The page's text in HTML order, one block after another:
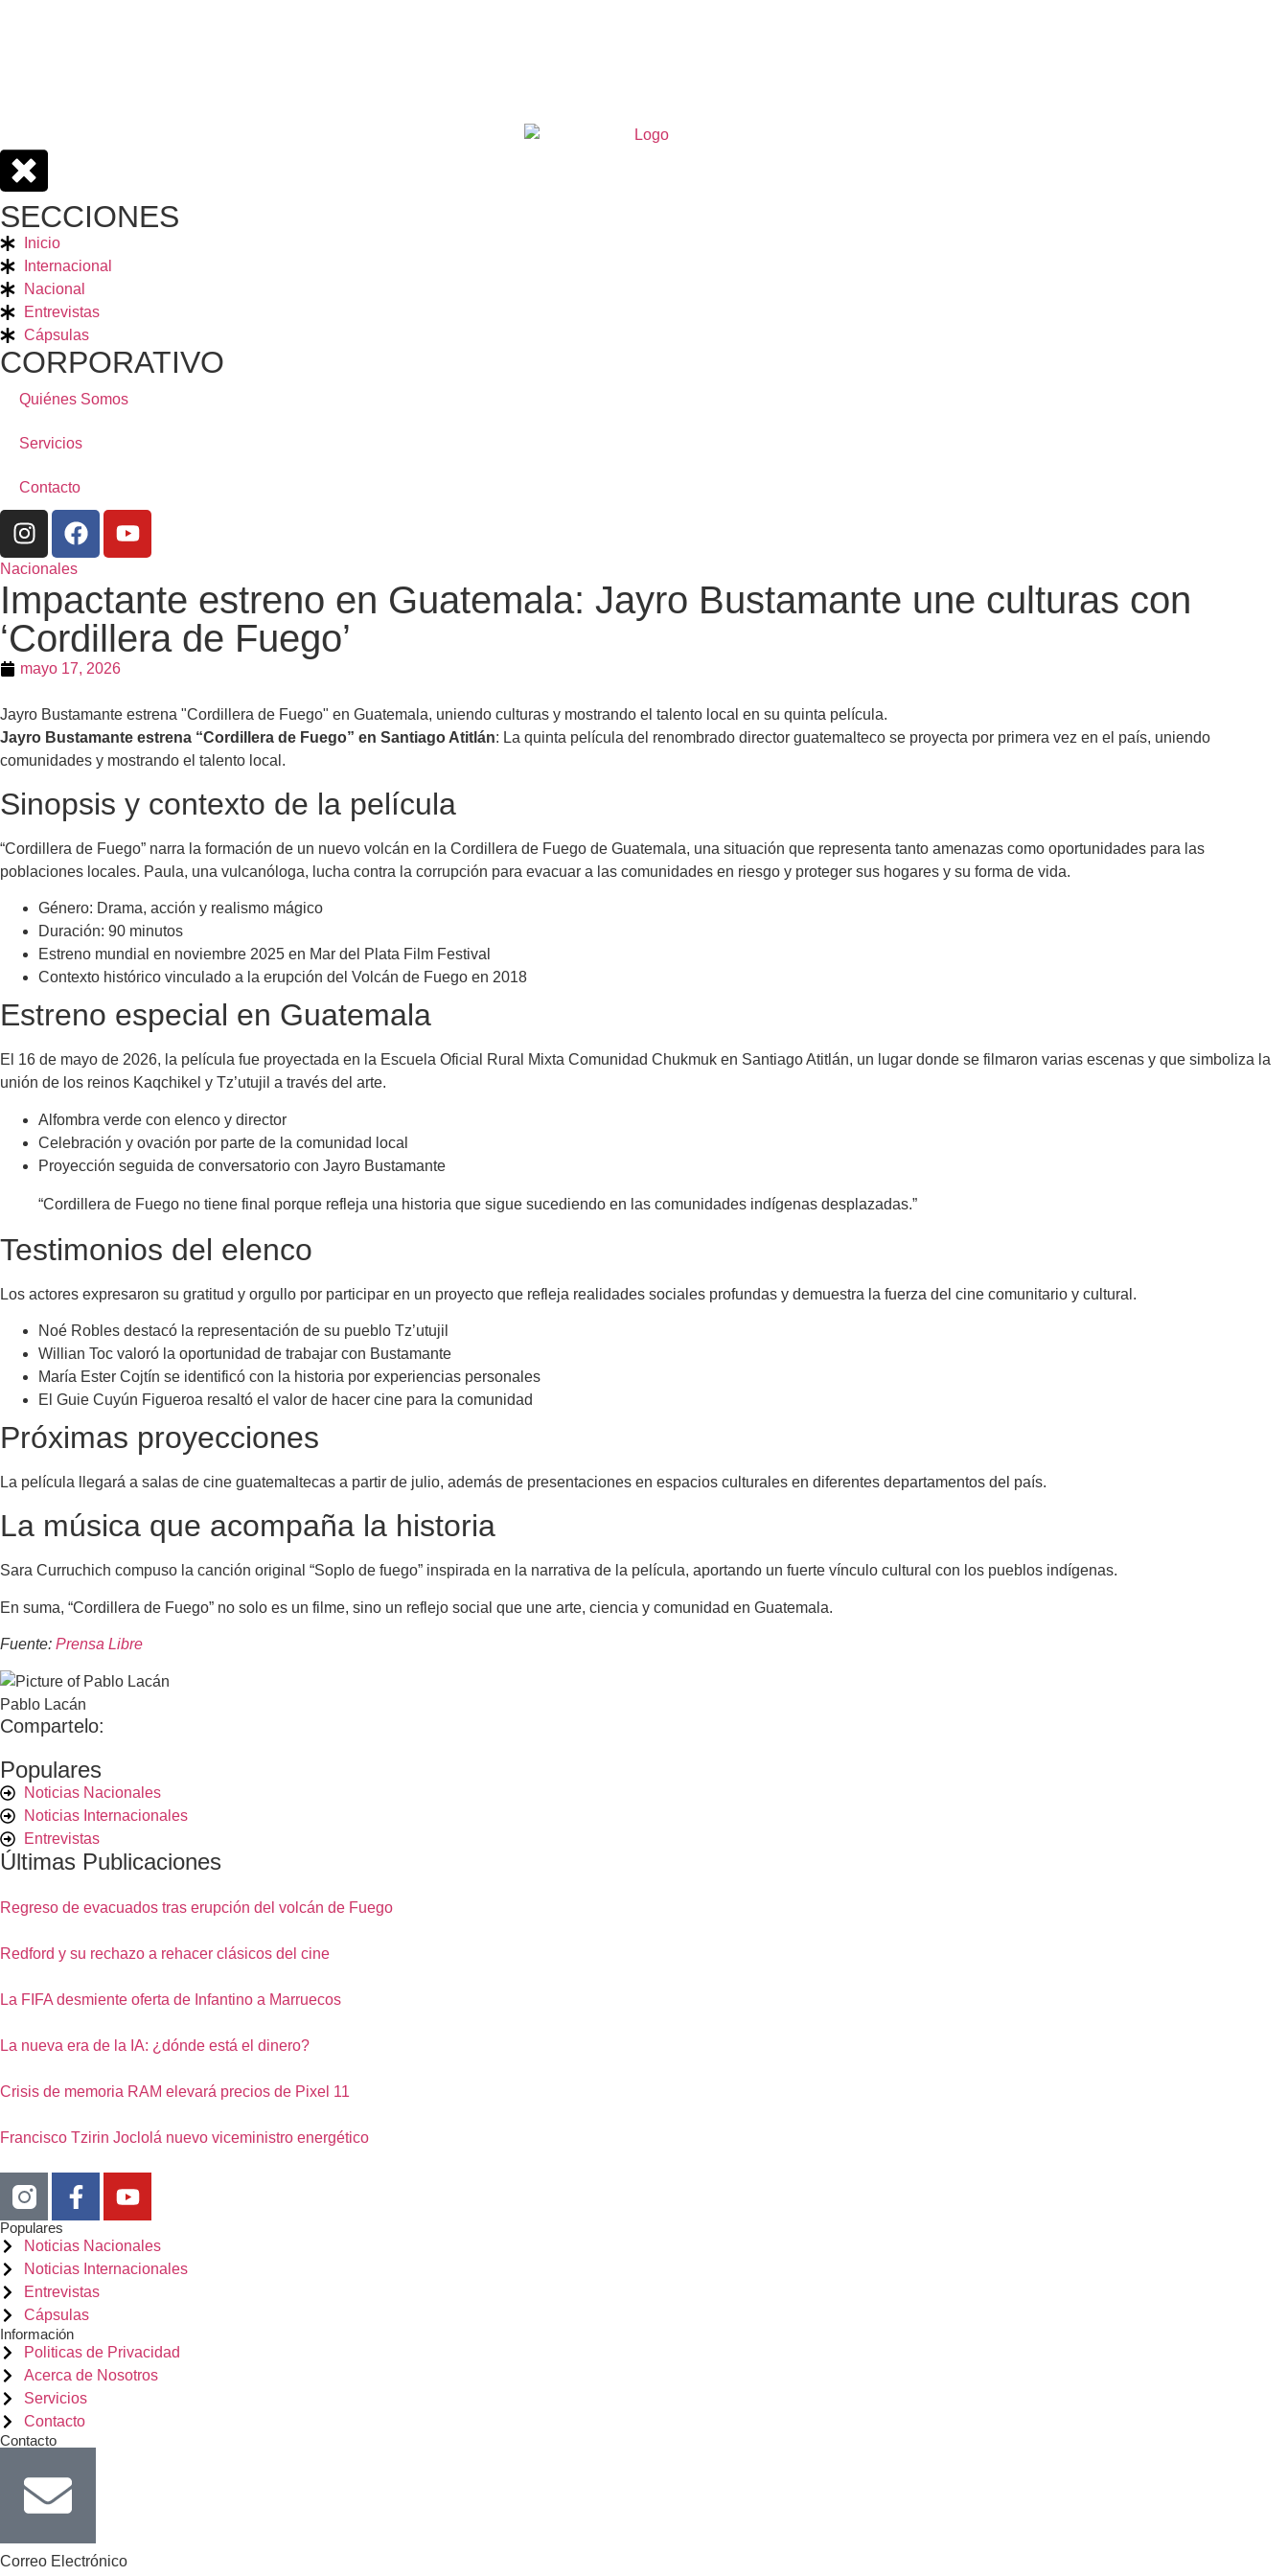
SECCIONES
Inicio
Internacional
Nacional
Entrevistas
Cápsulas
CORPORATIVO
Quiénes Somos
Servicios
Contacto
Nacionales
Impactante estreno en Guatemala: Jayro Bustamante une culturas con
‘Cordillera de Fuego’
mayo 17, 2026
Jayro Bustamante estrena "Cordillera de Fuego" en Guatemala, uniendo culturas y mostrando el talento local en su quinta película.
Jayro Bustamante estrena “Cordillera de Fuego” en Santiago Atitlán: La quinta película del renombrado director guatemalteco se proyecta por primera vez en el país, uniendo
comunidades y mostrando el talento local.
Sinopsis y contexto de la película
“Cordillera de Fuego” narra la formación de un nuevo volcán en la Cordillera de Fuego de Guatemala, una situación que representa tanto amenazas como oportunidades para las
poblaciones locales. Paula, una vulcanóloga, lucha contra la corrupción para evacuar a las comunidades en riesgo y proteger sus hogares y su forma de vida.
Género: Drama, acción y realismo mágico
Duración: 90 minutos
Estreno mundial en noviembre 2025 en Mar del Plata Film Festival
Contexto histórico vinculado a la erupción del Volcán de Fuego en 2018
Estreno especial en Guatemala
El 16 de mayo de 2026, la película fue proyectada en la Escuela Oficial Rural Mixta Comunidad Chukmuk en Santiago Atitlán, un lugar donde se filmaron varias escenas y que simboliza la
unión de los reinos Kaqchikel y Tz’utujil a través del arte.
Alfombra verde con elenco y director
Celebración y ovación por parte de la comunidad local
Proyección seguida de conversatorio con Jayro Bustamante
“Cordillera de Fuego no tiene final porque refleja una historia que sigue sucediendo en las comunidades indígenas desplazadas.”
Testimonios del elenco
Los actores expresaron su gratitud y orgullo por participar en un proyecto que refleja realidades sociales profundas y demuestra la fuerza del cine comunitario y cultural.
Noé Robles destacó la representación de su pueblo Tz’utujil
Willian Toc valoró la oportunidad de trabajar con Bustamante
María Ester Cojtín se identificó con la historia por experiencias personales
El Guie Cuyún Figueroa resaltó el valor de hacer cine para la comunidad
Próximas proyecciones
La película llegará a salas de cine guatemaltecas a partir de julio, además de presentaciones en espacios culturales en diferentes departamentos del país.
La música que acompaña la historia
Sara Curruchich compuso la canción original “Soplo de fuego” inspirada en la narrativa de la película, aportando un fuerte vínculo cultural con los pueblos indígenas.
En suma, “Cordillera de Fuego” no solo es un filme, sino un reflejo social que une arte, ciencia y comunidad en Guatemala.
Fuente: Prensa Libre
Pablo Lacán
Compartelo:
Populares
Noticias Nacionales
Noticias Internacionales
Entrevistas
Últimas Publicaciones
Regreso de evacuados tras erupción del volcán de Fuego
Redford y su rechazo a rehacer clásicos del cine
La FIFA desmiente oferta de Infantino a Marruecos
La nueva era de la IA: ¿dónde está el dinero?
Crisis de memoria RAM elevará precios de Pixel 11
Francisco Tzirin Joclolá nuevo viceministro energético
Populares
Noticias Nacionales
Noticias Internacionales
Entrevistas
Cápsulas
Información
Politicas de Privacidad
Acerca de Nosotros
Servicios
Contacto
Contacto
Correo Electrónico